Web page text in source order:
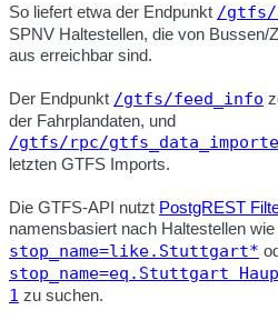
So liefert etwa der Endpunkt /gtfs/
SPNV Haltestellen, die von Bussen/
aus erreichbar sind.
Der Endpunkt /gtfs/feed_info
der Fahrplandaten, und
/gtfs/rpc/
letzten GTFS Imports.
Die GTFS-API nutzt PostgREST
namensbasiert nach Haltestellen wie
stop_name=like.Stuttgart*
stop_name=eq.Stuttgart
1 zu suchen.